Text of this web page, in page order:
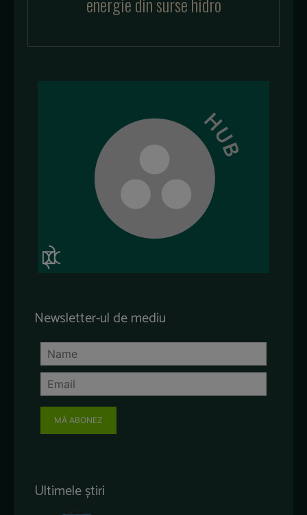
Newsletter-ul de mediu
MĂ ABONEZ
Ultimele știri